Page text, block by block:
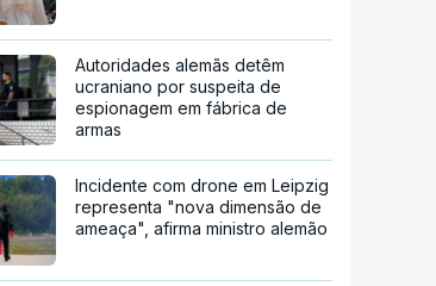
Autoridades alemãs detêm
ucraniano por suspeita de
espionagem em fábrica de
armas
Incidente com drone em Leipzig
representa "nova dimensão de
ameaça", afirma ministro alemão